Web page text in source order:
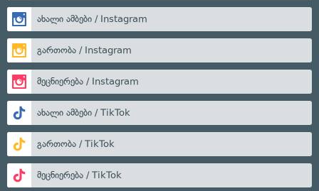
ახალი ამბები / Instagram
გართობა / Instagram
მეცნიერება / Instagram
ახალი ამბები / TikTok
გართობა / TikTok
მეცნიერება / TikTok